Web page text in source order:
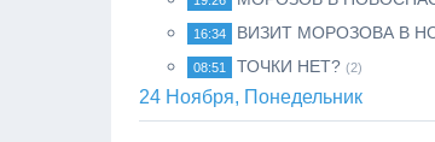
16:34 ВИЗИТ МОРОЗОВА В
08:51 ТОЧКИ НЕТ? (2)
24 Ноября, Понедельник